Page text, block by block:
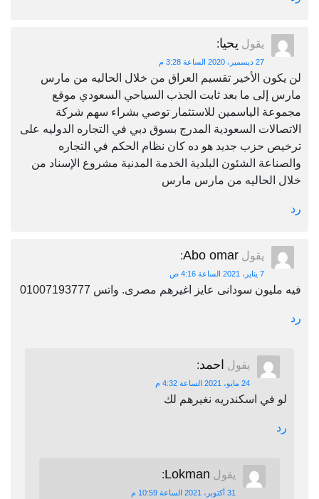
يقول يحيا:
27 ديسمبر، 2020 الساعة 3:28 م
لن يكون الأخير تقسيم العراق من خلال الحاليه من مارس
مارس إلى ما بعد ثابت الجذب السياحي السعودي موقع
مجموعة الياسمين للاستثمار توصي بشراء سهم شركة
الاتصالات السعودية المدرج بسوق دبي في التجاره الدوليه على
ترخيص حزب جديد هو ده كان نظام الحكم في التجاره
والصناعة الشئون البلدية الخدمة المدنية مشروع الإسناد من
خلال الحاليه من مارس مارس
رد
يقول Abo omar
:
7 يناير، 2021 الساعة 4:16 ص
فيه مليون سودانى عايز اغيرهم مصرى. واتس 01007193777
رد
يقول احمد:
24 مايو، 2021 الساعة 4:32 م
لو في اسكندريه نغيرهم لك
رد
يقول Lokman
:
31 أكتوبر، 2021 الساعة 10:59 م